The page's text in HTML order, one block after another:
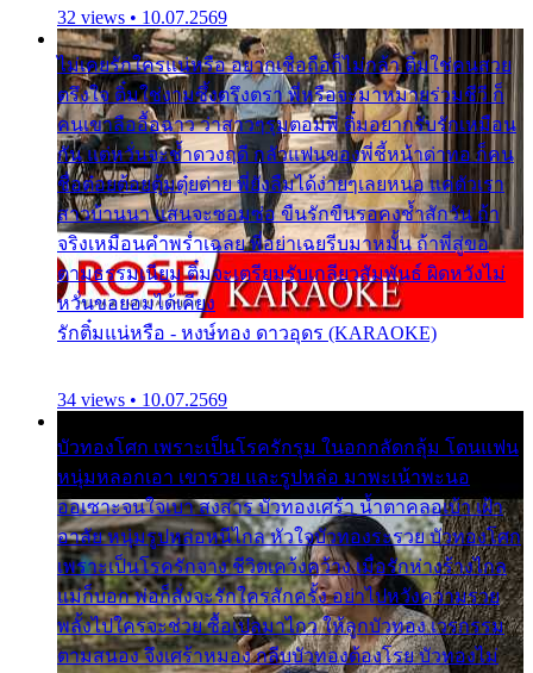
32 views • 10.07.2569
ไม่เคยรักใครแน่หรือ อยากเชื่อถือก็ไม่กล้า ติ๋มใช่คนสวย
ตรึงใจ ติ๋มใช่งามซึ้งตรึงตรา พี่หรือจะมาหมายร่วมชีวี ก็
คนเขาลืออื้อฉาว ว่าสาวๆรุมตอมพี่ ติ๋มอยากรับรักเหมือน
กัน แต่หวั่นจะช้ำดวงฤดี กลัวแฟนของพี่ชี้หน้าด่าทอ ก็คน
ชื่อต๋อยต้อยตุ้มตุ๋ยต่าย พี่ยังลืมได้ง่ายๆเลยหนอ แค่ตัวเรา
สาวบ้านนา แสนจะซอมซ่อ ขืนรักขืนรอคงช้ำสักวัน ถ้า
จริงเหมือนคำพร่ำเฉลย พี่อย่าเฉยรีบมาหมั้น ถ้าพี่สู่ขอ
ตามธรรมเนียม ติ๋มจะเตรียมรับเกลียวสัมพันธ์ ผิดหวังไม่
หวั่นขอยอมได้เคียง
รักติ๋มแน่หรือ - หงษ์ทอง ดาวอุดร (KARAOKE)
34 views • 10.07.2569
บัวทองโศก เพราะเป็นโรครักรุม ในอกกลัดกลุ้ม โดนแฟน
หนุ่มหลอกเอา เขารวย และรูปหล่อ มาพะเน้าพะนอ
ออเซาะจนใจเบา สงสาร บัวทองเศร้า น้ำตาคลอเบ้า เฝ้า
อาลัย หนุ่มรูปหล่อหนีไกล หัวใจบัวทองระรวย บัวทองโศก
เพราะเป็นโรครักจาง ชีวิตเคว้งคว้าง เมื่อรักห่างร้างไกล
แม่ก็บอก พ่อก็สั่งจะรักใครสักครั้ง อย่าไปหวังความรวย
พลั้งไปใครจะช่วย ซื้อเปลมาไกว ให้ลูกบัวทอง เวรกรรม
ตามสนอง จึงเศร้าหมอง กลีบบัวทองต้องโรย บัวทองไม่